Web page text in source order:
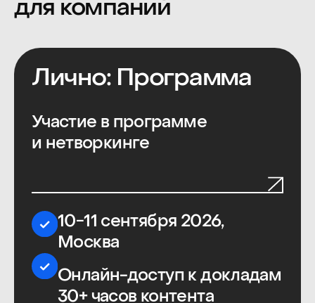
В трансляции
Онлайн-трансляция и доступ к
АкадемииProductSense на
77 000 руб *
71 000 руб.